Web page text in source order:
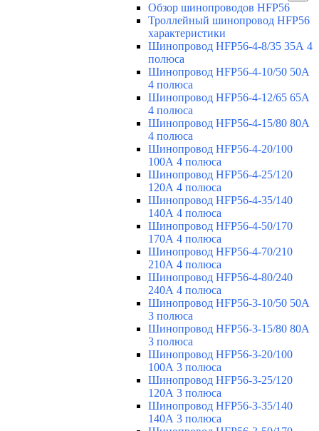
Обзор шинопроводов HFP56
Троллейный шинопровод HFP56
характеристики
Шинопровод HFP56-4-8/35 35А 4
полюса
Шинопровод HFP56-4-10/50 50А
4 полюса
Шинопровод HFP56-4-12/65 65А
4 полюса
Шинопровод HFP56-4-15/80 80А
4 полюса
Шинопровод HFP56-4-20/100
100А 4 полюса
Шинопровод HFP56-4-25/120
120А 4 полюса
Шинопровод HFP56-4-35/140
140А 4 полюса
Шинопровод HFP56-4-50/170
170А 4 полюса
Шинопровод HFP56-4-70/210
210А 4 полюса
Шинопровод HFP56-4-80/240
240А 4 полюса
Шинопровод HFP56-3-10/50 50А
3 полюса
Шинопровод HFP56-3-15/80 80А
3 полюса
Шинопровод HFP56-3-20/100
100А 3 полюса
Шинопровод HFP56-3-25/120
120А 3 полюса
Шинопровод HFP56-3-35/140
140А 3 полюса